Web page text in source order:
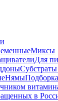
Миксы
Для
в